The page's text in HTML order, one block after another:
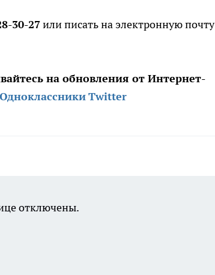
30-27или писать на электронную почту
на обновления от Интернет-
ОдноклассникиTwitter
отключены.